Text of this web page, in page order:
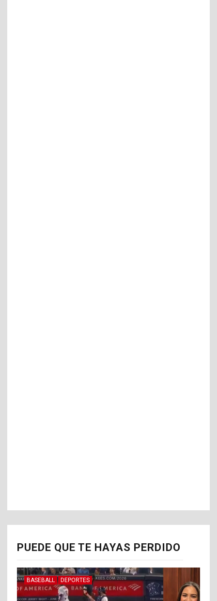
PUEDE QUE TE HAYAS PERDIDO
BASEBALL DEPORTES